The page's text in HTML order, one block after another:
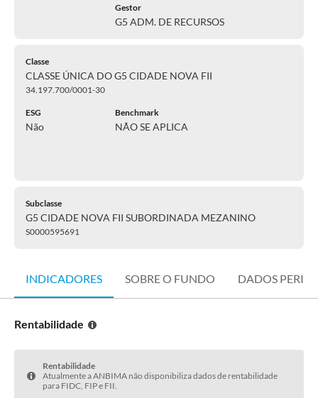
Gestor
G5 ADM. DE RECURSOS
Classe
CLASSE ÚNICA DO G5 CIDADE NOVA FII
34.197.700/0001-30
ESG
Não
Benchmark
NÃO SE APLICA
Subclasse
G5 CIDADE NOVA FII SUBORDINADA MEZANINO
S0000595691
INDICADORES SOBRE O FUNDO DADOS
Rentabilidade
Rentabilidade
Atualmente a ANBIMA não disponibiliza dados de rentabilidade
para FIDC, FIP e FII.